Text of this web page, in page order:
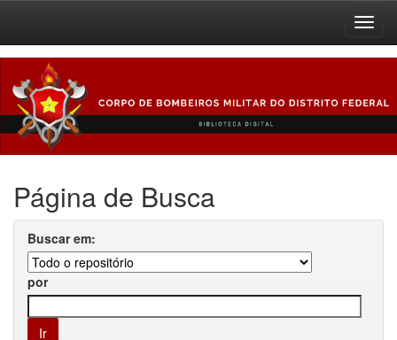
navigation
Página de Busca
Buscar em:
por